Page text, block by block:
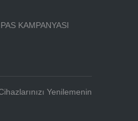
KAMPANYASI
Yenilemenin